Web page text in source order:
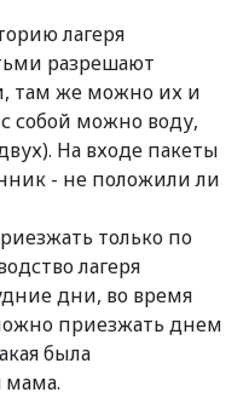
лагеря
разрешают
там же можно их и
собой можно воду,
На входе пакеты
- не положили ли
только по
лагеря
дни, во время
приезжать днем
была
мама.